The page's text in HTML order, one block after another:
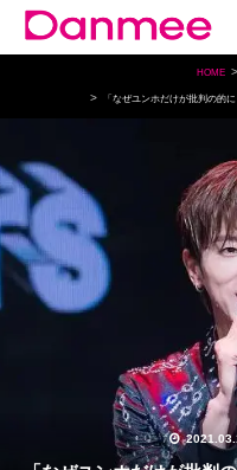
HOME
「なぜユンホだけが批判の的